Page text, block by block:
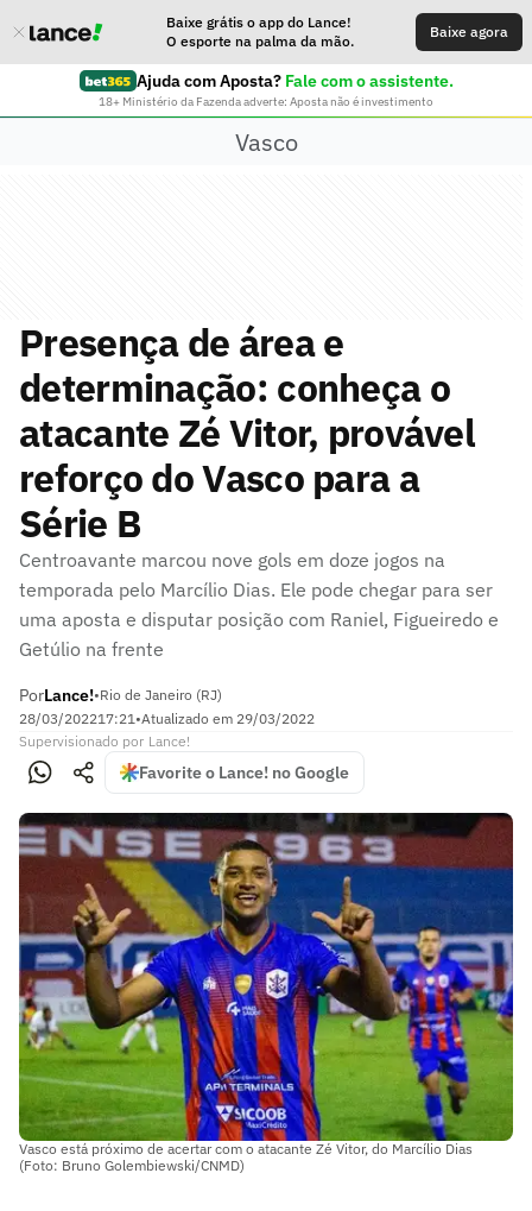
Baixe grátis o app do Lance!
O esporte na palma da mão.
Baixe agora
Ajuda com Aposta? Fale com o assistente.
18+ Ministério da Fazenda adverte: Aposta não é investimento
Vasco
Presença de área e
determinação: conheça o
atacante Zé Vitor, provável
reforço do Vasco para a
Série B
Centroavante marcou nove gols em doze jogos na
temporada pelo Marcílio Dias. Ele pode chegar para ser
uma aposta e disputar posição com Raniel, Figueiredo e
Getúlio na frente
PorLance!•Rio de Janeiro (RJ)
28/03/202217:21•Atualizado em 29/03/2022
Supervisionado por Lance!
Favorite o Lance! no Google
Vasco está próximo de acertar com o atacante Zé Vitor, do Marcílio Dias
(Foto: Bruno Golembiewski/CNMD)